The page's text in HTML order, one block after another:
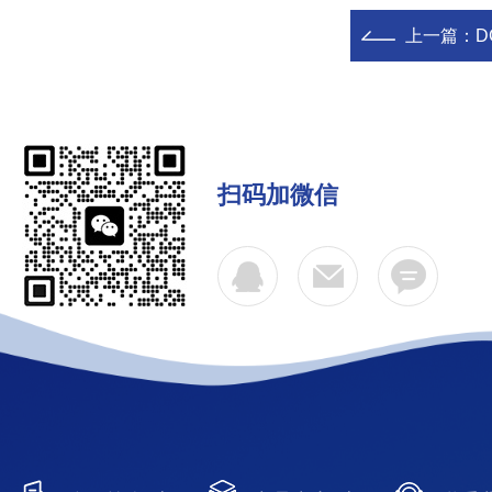
上一篇：
扫码加微信